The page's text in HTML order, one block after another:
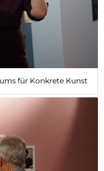
für Konkrete Kunst